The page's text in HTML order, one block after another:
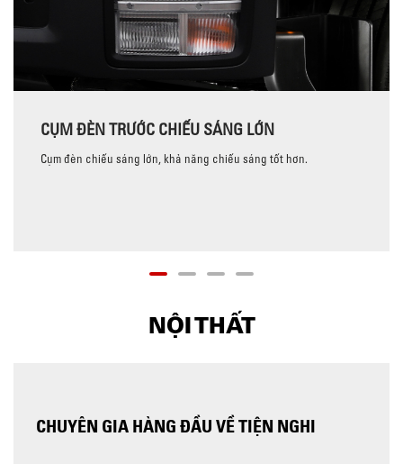
CỤM ĐÈN TRƯỚC CHIẾU SÁNG LỚN
Cụm đèn chiếu sáng lớn, khả năng chiếu sáng tốt hơn.
NỘI THẤT
CHUYÊN GIA HÀNG ĐẦU VỀ TIỆN NGHI